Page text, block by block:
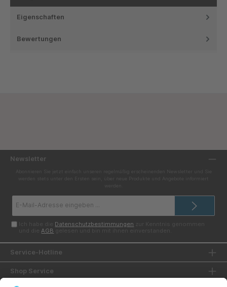
Eigenschaften
Bewertungen
Newsletter
Abonnieren Sie jetzt einfach unseren regelmäßig erscheinenden Newsletter und Sie
werden stets unter den Ersten sein, über neue Produkte und Angebote informiert
werden.
Mail-
Ich habe die Datenschutzbestimmungen
zur Kenntnis genommen
und die AGB gelesen und bin mit ihnen einverstanden.
Service-Hotline
Shop Service